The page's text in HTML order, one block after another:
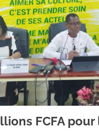
FCFA